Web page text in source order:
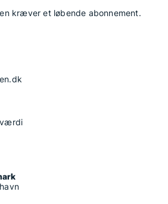
kræver et løbende abonnement.
værdi